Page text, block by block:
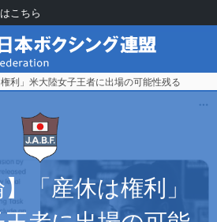
こちら
権利」米大陸女子王者に出場の可能性残る
「産休は権利」